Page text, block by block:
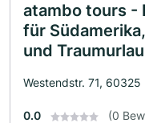
atambo tours -
für
und
Westendstr. 71,
0.0 (0